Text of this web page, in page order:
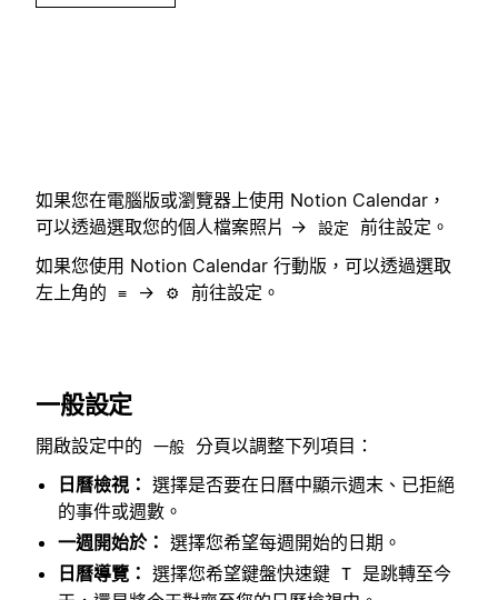
如果您在電腦版或瀏覽器上使用 Notion Calendar，
可以透過選取您的個人檔案照片 →
設定
前往設定。
如果您使用 Notion Calendar 行動版，可以透過選取
左上角的
≡ → ⚙️ 前往設定。
一般設定
開啟設定中的 一般 分頁以調整下列項目：
日曆檢視： 選擇是否要在日曆中顯示週末、已拒絕
的事件或週數。
一週開始於： 選擇您希望每週開始的日期。
日曆導覽： 選擇您希望鍵盤快速鍵 T
是跳轉至今